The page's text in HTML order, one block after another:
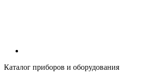
Каталог приборов и оборудования